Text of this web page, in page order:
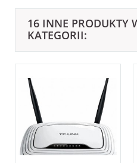
16 INNE PRODUKTY
KATEGORII: